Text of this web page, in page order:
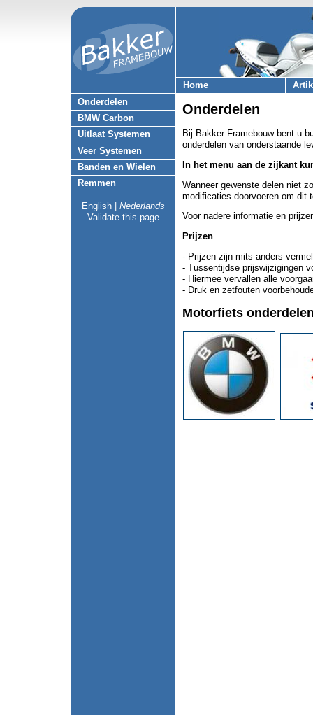
Home
Onderdelen
BMW Carbon
Uitlaat Systemen
Veer Systemen
Banden en Wielen
Remmen
English| Nederlands
Validate this page
Onderdelen
Bij Bakker Framebouw bent u
onderdelen van onderstaande
In het menu aan de zijkant
Wanneer gewenste delen niet
modificaties doorvoeren om dit
Voor nadere informatie en
Prijzen
- Prijzen zijn mits anders
- Tussentijdse prijswijzigingen
- Hiermee vervallen alle
- Druk en zetfouten
Motorfiets